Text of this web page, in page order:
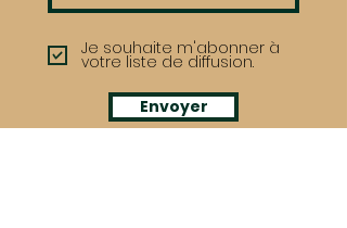
Je souhaite m'abonner à
votre liste de diffusion.
Envoyer